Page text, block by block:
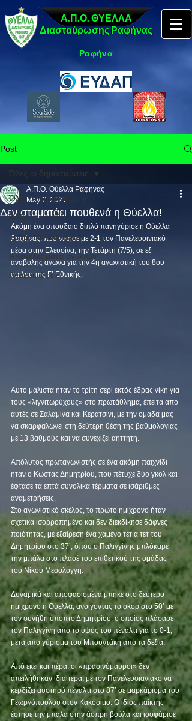
Α.Π.Ο. ΘΥΕΛΛΑ
Διασταύρωσης Ραφήνας
Ραφήνα
Post
Όλες οι δημοσιεύσεις
Ανδρική ομάδα
Τμήματα Ακαδημιών
Αποτελέσματα αγώνων
Ανακοινώσεις
Όλες οι δημοσιεύσεις
Δεν σταματάει πουθενά η Θύελλα!
Α.Π.Ο. Θύελλα Ραφήνας
May 7, 2021
Ακόμη ένα σπουδαίο διπλό πανηγύρισε η Θύελλα
Ραφήνας, που νίκησε με 2-1 τον Πανελευσινιακό
μέσα στην Ελευσίνα, την Τετάρτη (7/5), σε εξ
αναβολής αγώνα για την 4η αγωνιστική του 8ου
ομίλου της Γ’ Εθνικής.
Αυτό μάλιστα ήταν το τρίτη σερί εκτός έδρας νίκη για
τους «λιγνιτωρύχους» στο πρωτάθλημα, έπειτα από
αυτές σε Σαλαμίνα και Κερατσίνι, με την ομάδα μας
να σκαρφαλώνει στη δεύτερη θέση της βαθμολογίας
με 13 βαθμούς και να συνεχίζει αήττητη.
Απόλυτος πρωταγωνιστής σε ένα ακόμη παιχνίδι
ήταν ο Κώστας Δημητρίου, που πέτυχε δύο γκολ και
έφτασε τα επτά συνολικά τέρματα σε ισάριθμες
αναμετρήσεις.
Στο αγωνιστικό σκέλος, το πρώτο ημίχρονο ήταν
σχετικά ισορροπημένο και δεν διεκδίκησε δάφνες
ποιότητας, με εξαίρεση ένα χαμένο τετ α τετ του
Δημητρίου στο 37’, όπου ο Παλιγγίνης μπλόκαρε
την μπάλα στο πλασέ του επιθετικού της ομάδας
του Νίκου Μεσολόγγη.
Δυναμικά και αποφασισμένα μπήκε στο δεύτερο
ημίχρονο η Θύελλα, ανοίγοντας το σκορ στο 50’ με
τον συνήθη ύποπτο Δημητρίου, ο οποίος πλάσαρε
τον Παλιγγίνη από το ύψος του πέναλτι για το 0-1,
μετά από γύρισμα του Μπουντάκη από τα δεξιά.
Από εκεί και πέρα, οι «πρασινόμαυροι» δεν
απειλήθηκαν ιδιαίτερα, με τον Πανελευσιανιακό να
κερδίζει αυστηρό πέναλτι στο 87’ σε μαρκάρισμα του
Γεωργόπουλου στον Κακοσίμο. Ο ίδιος παίκτης
έστησε την μπάλα στην άσπρη βούλα και ισοφάρισε